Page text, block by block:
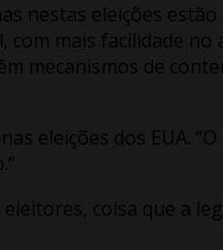
nestas eleições
mais facilidade no
mecanismos de
eleições dos EUA.
coisa que a